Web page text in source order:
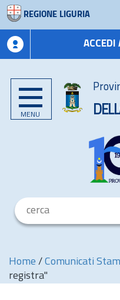
REGIONE LIGURIA
ACCEDI
MENU
Home / Comunicati
registra"